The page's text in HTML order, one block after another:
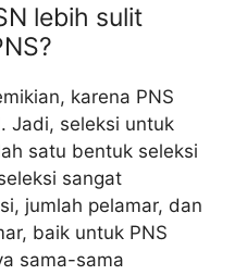
lebih sulit
karena PNS
Jadi, seleksi untuk
satu bentuk seleksi
sangat
jumlah pelamar, dan
baik untuk PNS
sama-sama